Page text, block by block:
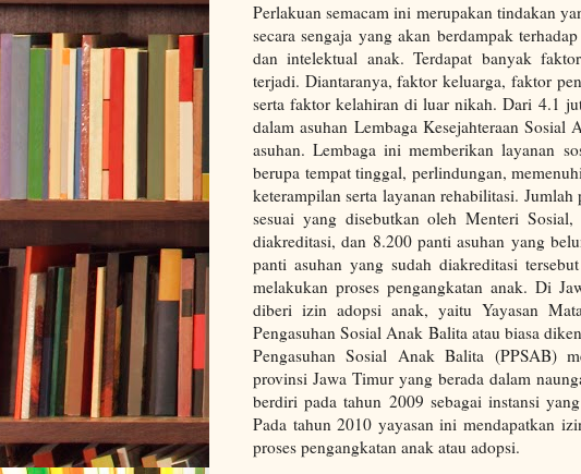
Perlakuan semacam ini merupakan tindakan
secara sengaja yang akan berdampak
dan intelektual anak. Terdapat banyak
terjadi. Diantaranya, faktor keluarga, faktor
serta faktor kelahiran di luar nikah. Dari 4.1
dalam asuhan Lembaga Kesejahteraan
asuhan. Lembaga ini memberikan layanan
berupa tempat tinggal, perlindungan,
keterampilan serta layanan rehabilitasi.
sesuai yang disebutkan oleh Menteri
diakreditasi, dan 8.200 panti asuhan yang
panti asuhan yang sudah diakreditasi
melakukan proses pengangkatan anak. Di
diberi izin adopsi anak, yaitu Yayasan
Pengasuhan Sosial Anak Balita atau biasa
Pengasuhan Sosial Anak Balita (PPSAB)
provinsi Jawa Timur yang berada dalam
berdiri pada tahun 2009 sebagai instansi
Pada tahun 2010 yayasan ini mendapatkan
proses pengangkatan anak atau adopsi.